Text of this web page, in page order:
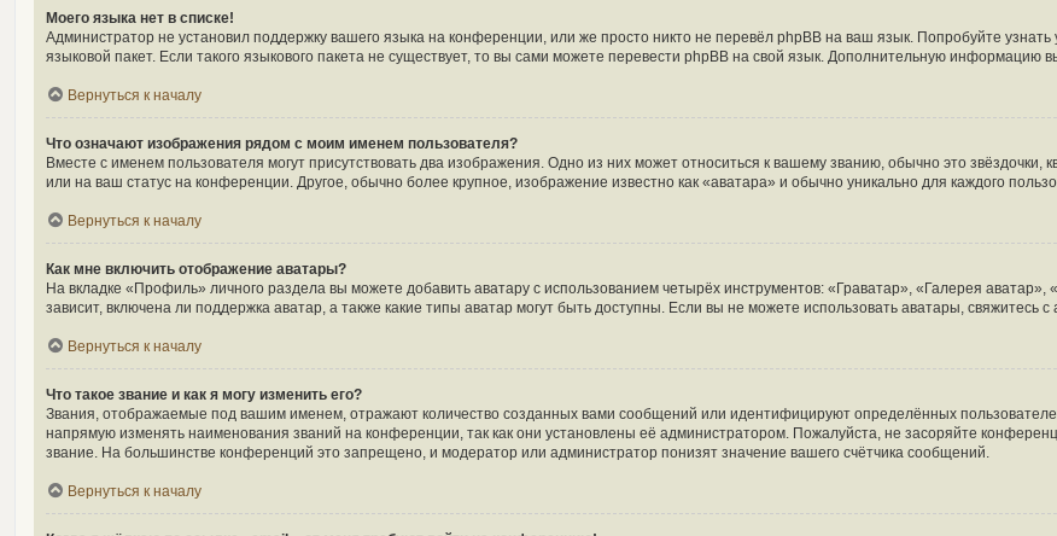
Моего языка нет в списке!
Администратор не установил поддержку вашего языка на конференции, или же просто никто не перевёл phpBB на ваш язык. Попробуйте
языковой пакет. Если такого языкового пакета не существует, то вы сами можете перевести phpBB на свой язык. Дополнительную информацию
Вернуться к началу
Что означают изображения рядом с моим именем пользователя?
Вместе с именем пользователя могут присутствовать два изображения. Одно из них может относиться к вашему званию, обычно это
или на ваш статус на конференции. Другое, обычно более крупное, изображение известно как «аватара» и обычно уникально для каждого
Вернуться к началу
Как мне включить отображение аватары?
На вкладке «Профиль» личного раздела вы можете добавить аватару с использованием четырёх инструментов: «Граватар», «Галерея
зависит, включена ли поддержка аватар, а также какие типы аватар могут быть доступны. Если вы не можете использовать аватары,
Вернуться к началу
Что такое звание и как я могу изменить его?
Звания, отображаемые под вашим именем, отражают количество созданных вами сообщений или идентифицируют определённых
напрямую изменять наименования званий на конференции, так как они установлены её администратором. Пожалуйста, не засоряйте
звание. На большинстве конференций это запрещено, и модератор или администратор понизят значение вашего счётчика сообщений.
Вернуться к началу